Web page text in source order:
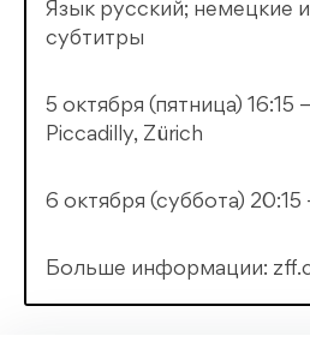
Язык русский; немецкие
субтитры
5 октября (пятница) 16:15
Piccadilly, Zürich
6 октября (суббота)
Больше информации: